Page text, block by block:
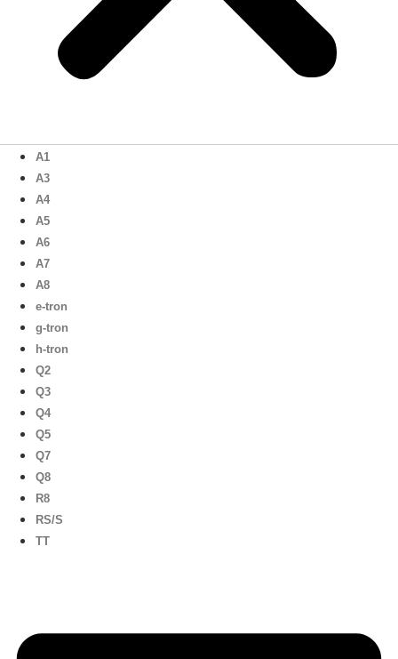
A1
A3
A4
A5
A6
A7
A8
e-tron
g-tron
h-tron
Q2
Q3
Q4
Q5
Q7
Q8
R8
RS/S
TT